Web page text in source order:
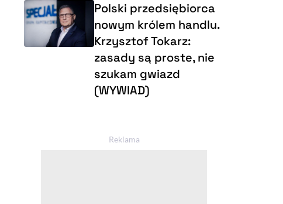
Polski przedsiębiorca
nowym królem handlu.
Krzysztof Tokarz:
zasady są proste, nie
szukam gwiazd
(WYWIAD)